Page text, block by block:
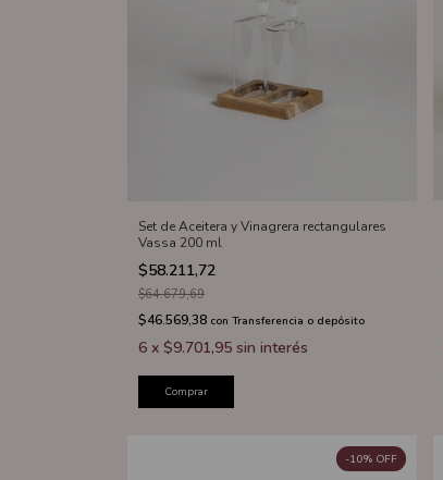
Set de Aceitera y Vinagrera rectangulares
Vassa 200 ml
$58.211,72
$64.679,69
$46.569,38 con Transferencia o depósito
6 x $9.701,95 sin interés
Comprar
-10% OFF